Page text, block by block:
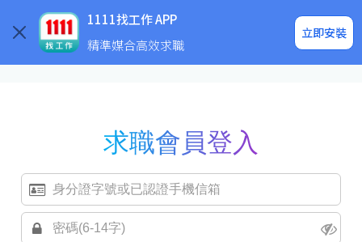
1111找工作 APP
精準媒合高效求職
立即安裝
企業求才
求職會員登入